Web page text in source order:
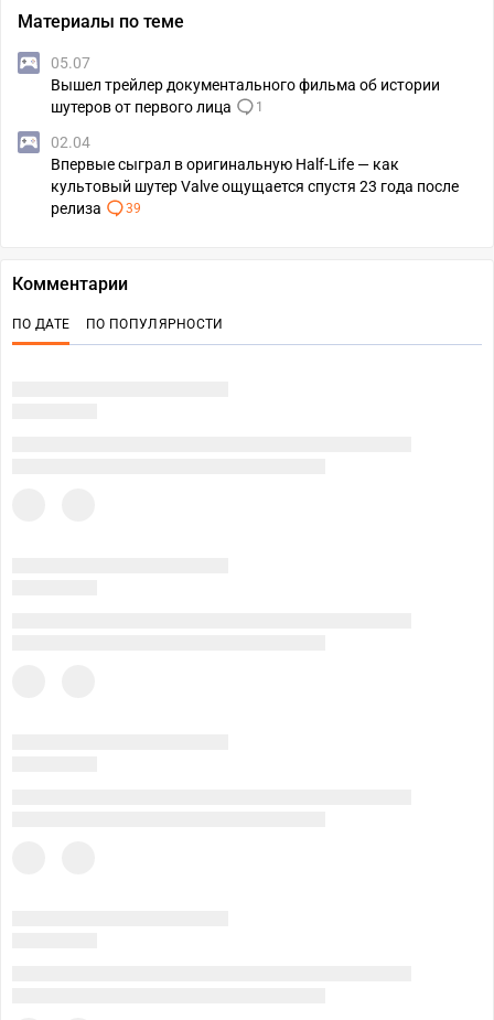
Материалы по теме
05.07
Вышел трейлер документального фильма об истории
шутеров от первого лица
1
02.04
Впервые сыграл в оригинальную Half-Life — как
культовый шутер Valve ощущается спустя 23 года после
релиза
39
Комментарии
ПО ДАТЕ ПО ПОПУЛЯРНОСТИ